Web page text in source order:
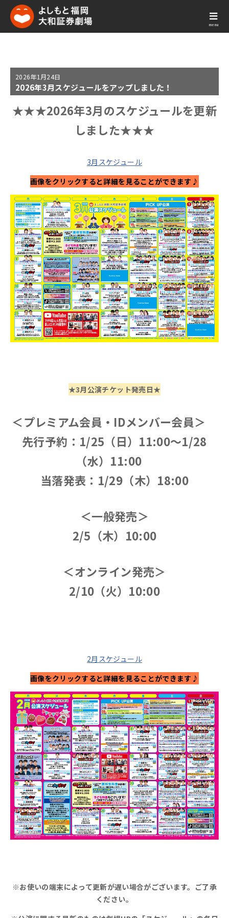
menu
2026年1月24日
2026年3月スケジュールをアップしました！
★★★2026年3月のスケジュールを更新
しました★★★
3月スケジュール
画像をクリックすると詳細を見ることができます♪
★3月公演チケット発売日★
＜プレミアム会員・IDメンバー会員＞
先行予約：1/25（日）11:00～1/28
（水）11:00
当落発表：1/29（木）18:00
＜一般発売＞
2/5（木）10:00
＜オンライン発売＞
2/10（火）10:00
2月スケジュール
画像をクリックすると詳細を見ることができます♪
※お使いの端末によって更新が遅い場合がございます。 ご了承
ください。